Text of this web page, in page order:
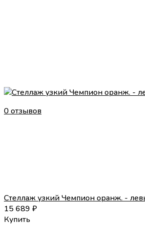
0 отзывов
Стеллаж узкий Чемпион оранж. -
15 689 ₽
Купить